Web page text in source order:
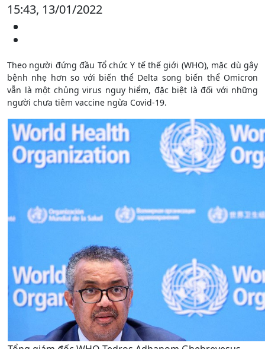
15:43, 13/01/2022
Theo người đứng đầu Tổ chức Y tế thế giới (WHO), mặc dù gây
bệnh nhẹ hơn so với biến thể Delta song biến thể Omicron
vẫn là một chủng virus nguy hiểm, đặc biệt là đối với những
người chưa tiêm vaccine ngừa Covid-19.